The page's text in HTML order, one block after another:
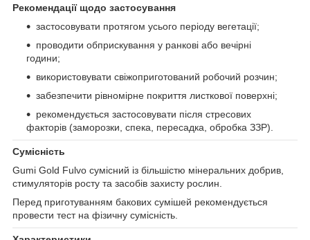
Рекомендації щодо застосування
застосовувати протягом усього періоду вегетації;
проводити обприскування у ранкові або вечірні
години;
використовувати свіжоприготований робочий розчин;
забезпечити рівномірне покриття листкової поверхні;
рекомендується застосовувати після стресових
факторів (заморозки, спека, пересадка, обробка ЗЗР).
Сумісність
Gumi Gold Fulvo сумісний із більшістю мінеральних добрив,
стимуляторів росту та засобів захисту рослин.
Перед приготуванням бакових сумішей рекомендується
провести тест на фізичну сумісність.